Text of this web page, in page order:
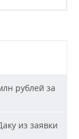
рублей за
из заявки